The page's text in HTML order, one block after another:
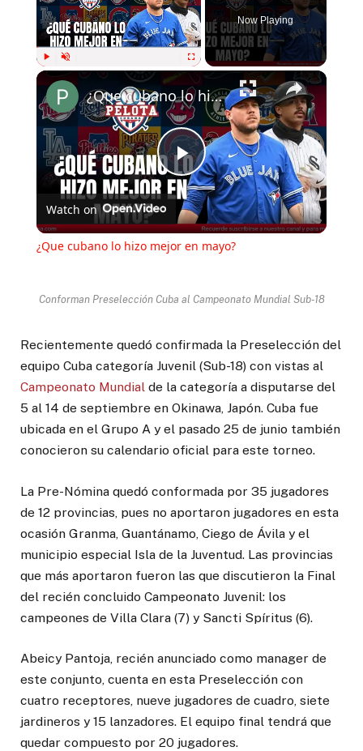
Now Playing
Play
Video
¿Que cubano lo hizo mejor en mayo?
Watch on
¿Que cubano lo hizo mejor en mayo?
Conforman Preselección Cuba al Campeonato Mundial Sub-18
Recientemente quedó confirmada la Preselección del
equipo Cuba categoría Juvenil (Sub-18) con vistas al
Campeonato Mundial de la categoría a disputarse del
5 al 14 de septiembre en Okinawa, Japón. Cuba fue
ubicada en el Grupo A y el pasado 25 de junio también
conocieron su calendario oficial para este torneo.
La Pre-Nómina quedó conformada por 35 jugadores
de 12 provincias, pues no aportaron jugadores en esta
ocasión Granma, Guantánamo, Ciego de Ávila y el
municipio especial Isla de la Juventud. Las provincias
que más aportaron fueron las que discutieron la Final
del recién concluido Campeonato Juvenil: los
campeones de Villa Clara (7) y Sancti Spíritus (6).
Abeicy Pantoja, recién anunciado como manager de
este conjunto, cuenta en esta Preselección con
cuatro receptores, nueve jugadores de cuadro, siete
jardineros y 15 lanzadores. El equipo final tendrá que
quedar compuesto por 20 jugadores.